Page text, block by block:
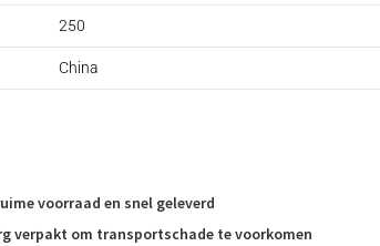
250
China
voorraad en snel geleverd
verpakt om transportschade te voorkomen